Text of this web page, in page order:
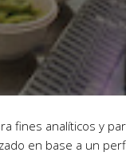
fines analíticos y
en base a un